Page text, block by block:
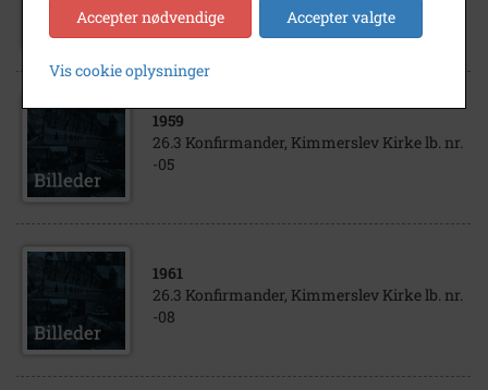
-04
1959
26.3 Konfirmander, Kimmerslev Kirke lb. nr.
-05
1961
26.3 Konfirmander, Kimmerslev Kirke lb. nr.
-08
Accepter nødvendige Accepter valgte
Vis cookie oplysninger